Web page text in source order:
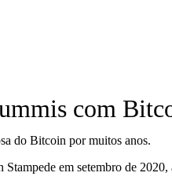
com
do Bitcoin por muitos anos.
em setembro de